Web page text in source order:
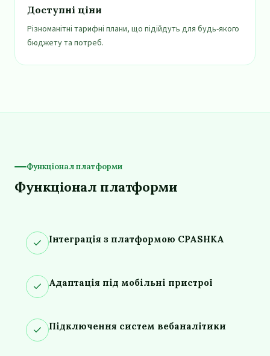
Доступні ціни
Різноманітні тарифні плани, що підійдуть для будь-якого
бюджету та потреб.
Функціонал платформи
Функціонал платформи
Інтеграція з платформою CPASHKA
Адаптація під мобільні пристрої
Підключення систем вебаналітики